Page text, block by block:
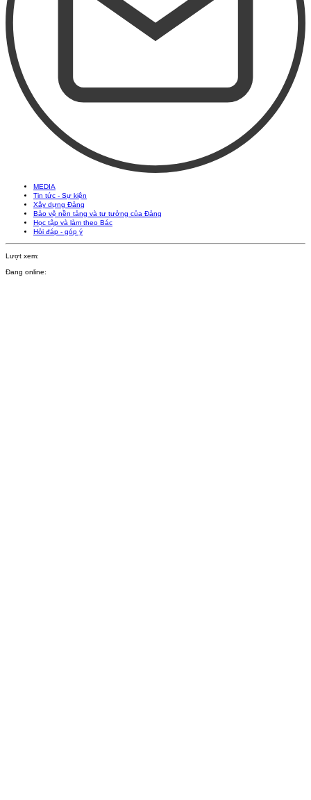
MEDIA
Tin tức - Sự kiện
Xây dựng Đảng
Bảo vệ nền tảng và tư tưởng của Đảng
Học tập và làm theo Bác
Hỏi đáp - góp ý
Lượt xem:
Đang online: